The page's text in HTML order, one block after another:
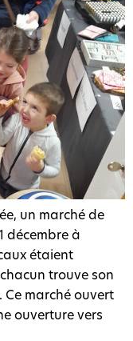
un marché de
décembre à
étaient
trouve son
. Ce marché ouvert
ouverture vers